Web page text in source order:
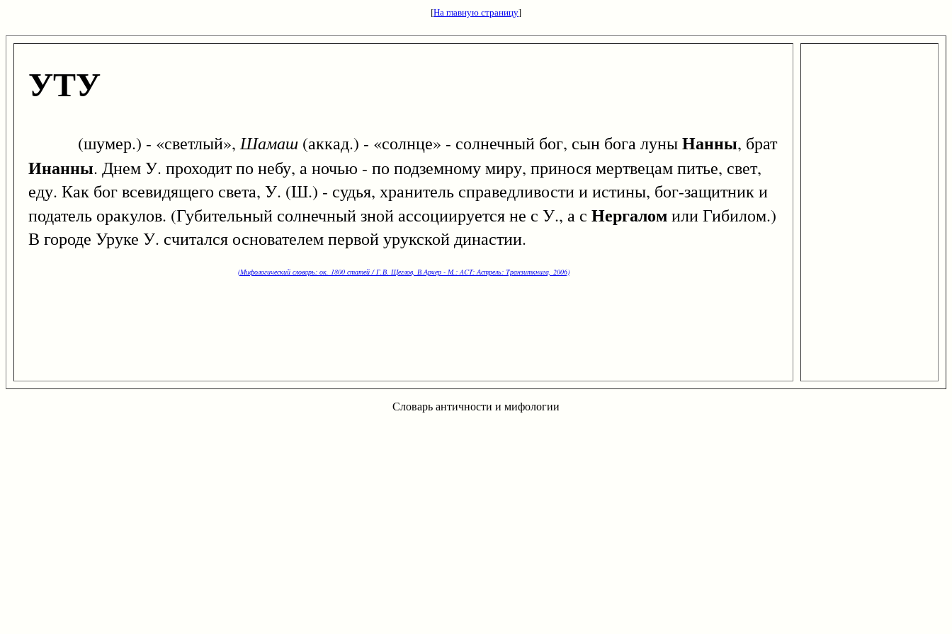
[На главную страницу]
УТУ
(шумер.) - «светлый»,Шамаш (аккад.) - «солнце» - солнечный бог, сын бога луныНанны, брат
Инанны. Днем У. проходит по небу, а ночью - по подземному миру, принося мертвецам питье, свет,
еду. Как бог всевидящего света, У. (Ш.) - судья, хранитель справедливости и истины, бог-защитник и
податель оракулов. (Губительный солнечный зной ассоциируется не с У., а с Нергаломили Гибилом.)
В городе Уруке У. считался основателем первой урукской династии.
(Мифологический словарь: ок. 1800 статей / Г.В. Щеглов, В.Арчер - М.: ACT: Астрель: Транзиткнига, 2006)
Словарь античности и мифологии